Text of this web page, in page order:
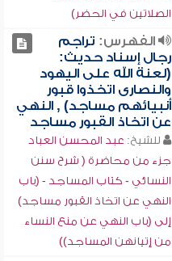
الصلاتين في الحضر)
الفهرس: تراجم
رجال إسناد حديث:
(لعنة الله على اليهود
والنصارى اتخذوا قبور
أنبيائهم مساجد) , النهي
عن اتخاذ القبور مساجد
للشيخ: عبد المحسن العباد
جزء من محاضرة ( شرح سنن
النسائي - كتاب المساجد - (باب
النهي عن اتخاذ القبور مساجد)
إلى (باب النهي عن منع النساء
من إتيانهن المساجد))